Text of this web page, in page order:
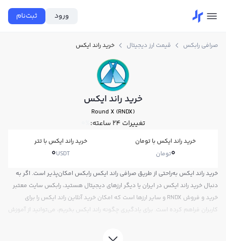
ورود ثبت‌نام
صرافی رابکس قیمت ارز دیجیتال خرید راند ایکس
خرید راند ایکس
Round X (RNDX)
تغییرات ۲۴ ساعته: 0%
خرید راند ایکس با تومان
0تومان
خرید راند ایکس با تتر
0USDT
خرید راند ایکس به‌راحتی از طریق صرافی راند ایکس رابکس امکان‌پذیر است. اگر به
دنبال خرید راند ایکس در ایران یا دیگر ارزهای دیجیتال هستید، رابکس سایت معتبر
خرید و فروش RNDX و سایر ارزها است که امکان خرید آنلاین راند ایکس را برای
کاربران فراهم کرده است. برای یادگیری چگونه راند ایکس بخریم، می‌توانید از آموزش
ایکس RNDX بپردازید. در بازار رابکس، قیمت لحظه‌ای، نمودار و امکانات فروش راند